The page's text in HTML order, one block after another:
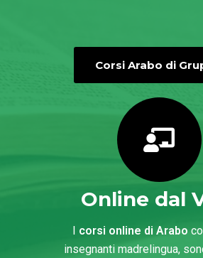
Corsi Arabo di
Online dal
I corsi online di Arabo
insegnanti madrelingua,